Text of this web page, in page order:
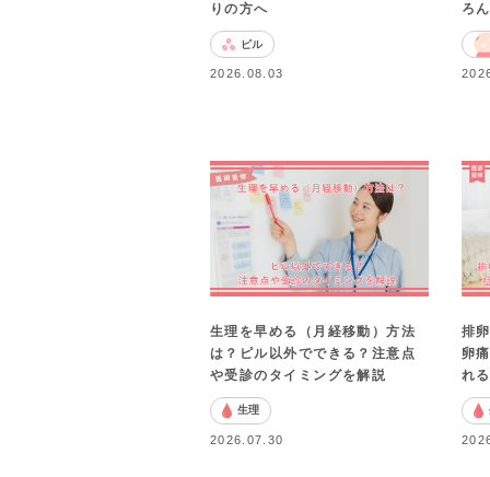
りの方へ
ピル
2026.08.03
ろ
生理を早める（月経移動）方法
は？ピル以外でできる？注意点
や受診のタイミングを解説
生理
2026.07.30
排
卵
れ